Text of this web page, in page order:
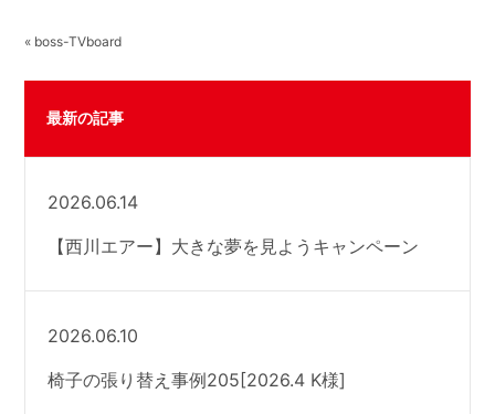
« boss-TVboard
最新の記事
2026.06.14
【西川エアー】大きな夢を見ようキャンペーン
2026.06.10
椅子の張り替え事例205[2026.4 K様]